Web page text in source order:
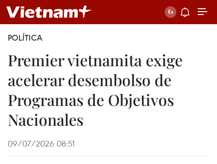
POLÍTICA
Premier vietnamita exige
acelerar desembolso de
Programas de Objetivos
Nacionales
09/07/2026 08:51